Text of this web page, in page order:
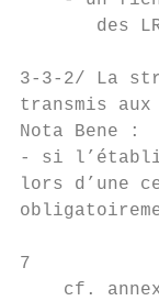
des
3-3-2/ La
transmis
Nota Bene :
- si
lors d’une
7
cf.